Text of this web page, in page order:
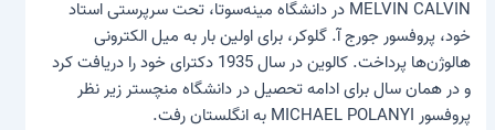
MELVIN CALVIN در دانشگاه مینه‌سوتا، تحت سرپرستی استاد
خود، پروفسور جورج آ. گلوکر، برای اولین بار به میل الکترونی
هالوژن‌ها پرداخت. کالوین در سال 1935 دکترای خود را دریافت کرد
و در همان سال برای ادامه تحصیل در دانشگاه منچستر زیر نظر
پروفسور MICHAEL POLANYI به انگلستان رفت.